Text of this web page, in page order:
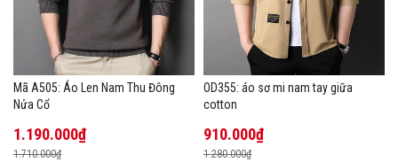
Mã A505: Áo Len Nam Thu Đông
Nửa Cổ
1.190.000₫
1.710.000₫
OD355: áo sơ mi nam tay giữa
cotton
910.000₫
1.280.000₫